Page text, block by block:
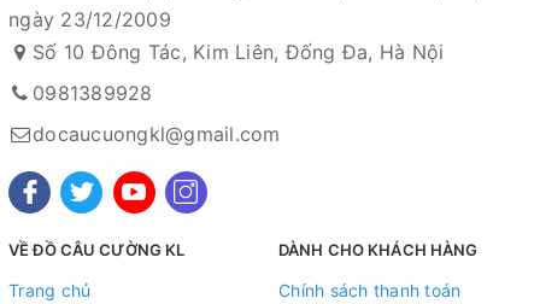
ngày 23/12/2009
Số 10 Đông Tác, Kim Liên, Đống Đa, Hà Nội
0981389928
docaucuongkl@gmail.com
VỀ ĐỒ CÂU CƯỜNG KL
Trang chủ
DÀNH CHO KHÁCH HÀNG
Chính sách thanh toán